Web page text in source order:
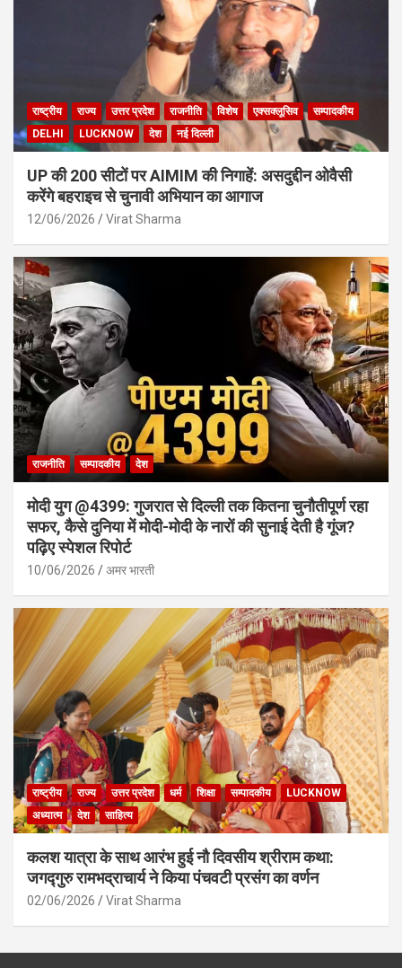
राष्ट्रीय राज्य उत्तर प्रदेश राजनीति विशेष एक्सक्लूसिव
सम्पादकीय
DELHI
LUCKNOW देश नई दिल्ली
UP की 200 सीटों पर AIMIM की निगाहें: असदुद्दीन ओवैसी
करेंगे बहराइच से चुनावी अभियान का आगाज
12/06/2026 Virat Sharma
राजनीति सम्पादकीय देश
मोदी युग @4399: गुजरात से दिल्ली तक कितना चुनौतीपूर्ण रहा
सफर, कैसे दुनिया में मोदी-मोदी के नारों की सुनाई देती है गूंज?
पढ़िए स्पेशल रिपोर्ट
10/06/2026 अमर भारती
राष्ट्रीय राज्य उत्तर प्रदेश धर्म शिक्षा सम्पादकीय
LUCKNOW
अध्यात्म
देश साहित्य
कलश यात्रा के साथ आरंभ हुई नौ दिवसीय श्रीराम कथा:
जगद्गुरु रामभद्राचार्य ने किया पंचवटी प्रसंग का वर्णन
02/06/2026 Virat Sharma